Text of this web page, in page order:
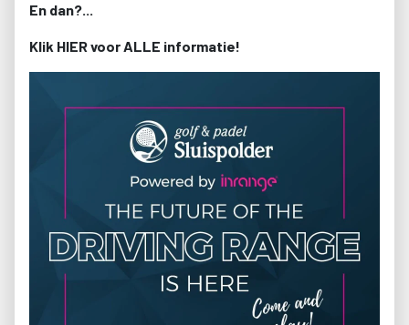
En dan?...
Klik HIERvoor ALLE informatie!